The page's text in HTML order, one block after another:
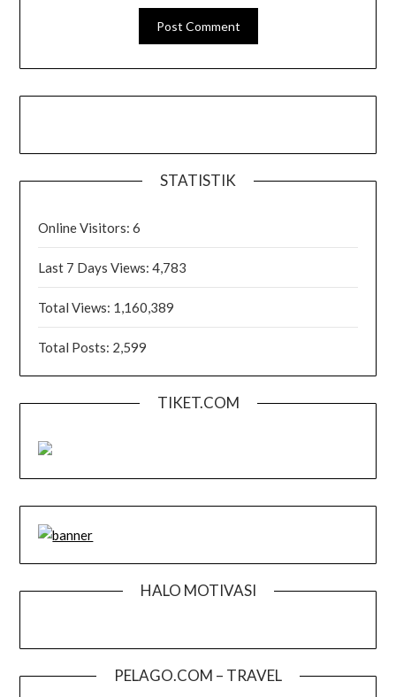
STATISTIK
Online Visitors:6
Last 7 Days Views:4,783
Total Views: 1,160,389
Total Posts: 2,599
TIKET.COM
HALO MOTIVASI
PELAGO.COM – TRAVEL